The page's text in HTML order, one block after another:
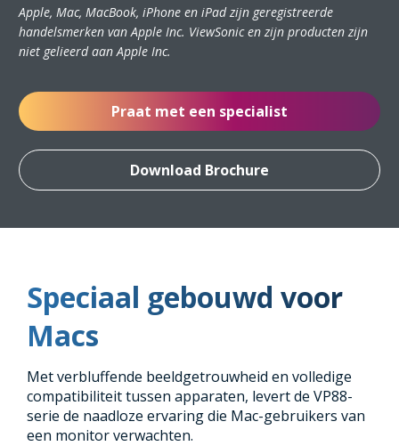
Apple, Mac, MacBook, iPhone en iPad zijn geregistreerde
handelsmerken van Apple Inc. ViewSonic en zijn producten zijn
niet gelieerd aan Apple Inc.
Praat met een specialist
Download Brochure
Speciaal gebouwd voor
Macs
Met verbluffende beeldgetrouwheid en volledige
compatibiliteit tussen apparaten, levert de VP88-
serie de naadloze ervaring die Mac-gebruikers van
een monitor verwachten.